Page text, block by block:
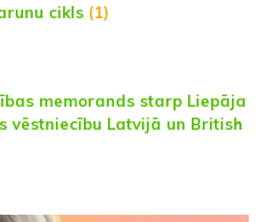
cikls (1)
memorands starp Liepāja
vēstniecību Latvijā un British